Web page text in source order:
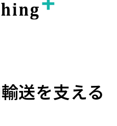
送を支える